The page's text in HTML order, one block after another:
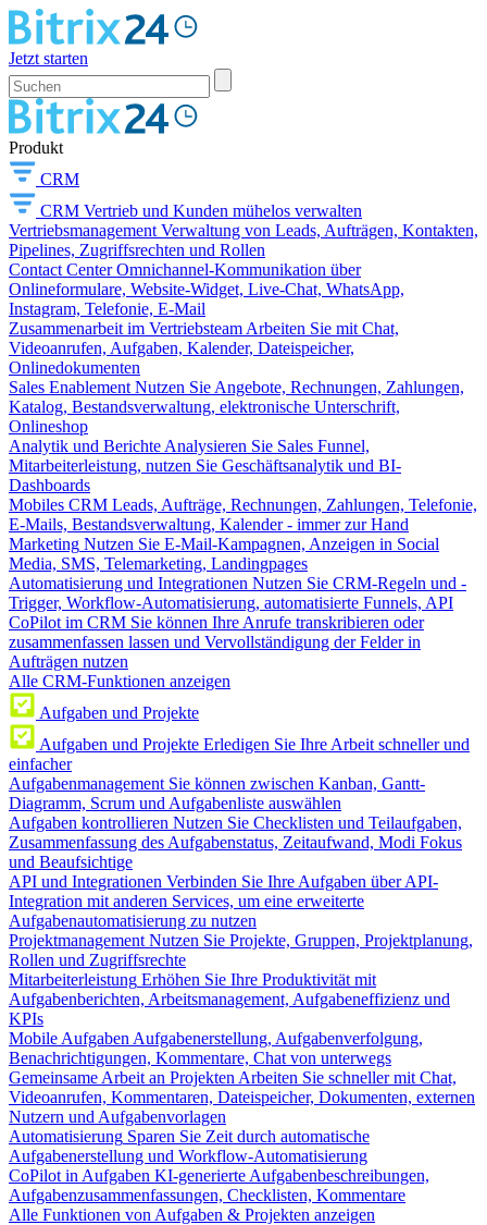
Jetzt starten
Produkt
CRM
CRM Vertrieb und Kunden mühelos verwalten
Vertriebsmanagement Verwaltung von Leads, Aufträgen, Kontakten,
Pipelines, Zugriffsrechten und Rollen
Contact Center Omnichannel-Kommunikation über
Onlineformulare, Website-Widget, Live-Chat, WhatsApp,
Instagram, Telefonie, E-Mail
Zusammenarbeit im Vertriebsteam Arbeiten Sie mit Chat,
Videoanrufen, Aufgaben, Kalender, Dateispeicher,
Onlinedokumenten
Sales Enablement Nutzen Sie Angebote, Rechnungen, Zahlungen,
Katalog, Bestandsverwaltung, elektronische Unterschrift,
Onlineshop
Analytik und Berichte Analysieren Sie Sales Funnel,
Mitarbeiterleistung, nutzen Sie Geschäftsanalytik und BI-
Dashboards
Mobiles CRM Leads, Aufträge, Rechnungen, Zahlungen, Telefonie,
E-Mails, Bestandsverwaltung, Kalender - immer zur Hand
Marketing Nutzen Sie E-Mail-Kampagnen, Anzeigen in Social
Media, SMS, Telemarketing, Landingpages
Automatisierung und Integrationen Nutzen Sie CRM-Regeln und -
Trigger, Workflow-Automatisierung, automatisierte Funnels, API
CoPilot im CRM Sie können Ihre Anrufe transkribieren oder
zusammenfassen lassen und Vervollständigung der Felder in
Aufträgen nutzen
Alle CRM-Funktionen anzeigen
Aufgaben und Projekte
Aufgaben und Projekte Erledigen Sie Ihre Arbeit schneller und
einfacher
Aufgabenmanagement Sie können zwischen Kanban, Gantt-
Diagramm, Scrum und Aufgabenliste auswählen
Aufgaben kontrollieren Nutzen Sie Checklisten und Teilaufgaben,
Zusammenfassung des Aufgabenstatus, Zeitaufwand, Modi Fokus
und Beaufsichtige
API und Integrationen Verbinden Sie Ihre Aufgaben über API-
Integration mit anderen Services, um eine erweiterte
Aufgabenautomatisierung zu nutzen
Projektmanagement Nutzen Sie Projekte, Gruppen, Projektplanung,
Rollen und Zugriffsrechte
Mitarbeiterleistung Erhöhen Sie Ihre Produktivität mit
Aufgabenberichten, Arbeitsmanagement, Aufgabeneffizienz und
KPIs
Mobile Aufgaben Aufgabenerstellung, Aufgabenverfolgung,
Benachrichtigungen, Kommentare, Chat von unterwegs
Gemeinsame Arbeit an Projekten Arbeiten Sie schneller mit Chat,
Videoanrufen, Kommentaren, Dateispeicher, Dokumenten, externen
Nutzern und Aufgabenvorlagen
Automatisierung Sparen Sie Zeit durch automatische
Aufgabenerstellung und Workflow-Automatisierung
CoPilot in Aufgaben KI-generierte Aufgabenbeschreibungen,
Aufgabenzusammenfassungen, Checklisten, Kommentare
Alle Funktionen von Aufgaben & Projekten anzeigen